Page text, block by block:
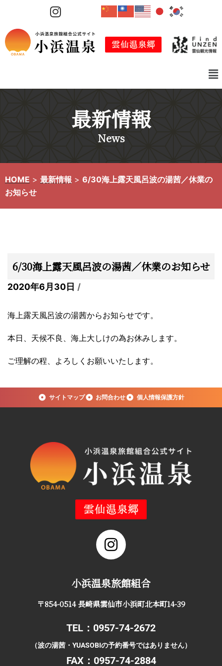
テ
ン
ス
最新情報
News
HOME > 最新情報 > 6/30海上露天風呂波の湯茜／休業の
お知らせ
6/30海上露天風呂波の湯茜／休業のお知らせ
2020年6月30日
海上露天風呂波の湯茜からお知らせです。
本日、天候不良、海上大しけの為お休みします。
ご理解の程、よろしくお願いいたします。
サイトマップ お問合わせ 個人情報保護方針
小浜温泉旅館組合
〒854-0514 長崎県雲仙市小浜町北本町14-39
TEL：0957-74-2672
（波の湯茜・YUASOBIの予約番号ではありません）
FAX：0957-74-2884